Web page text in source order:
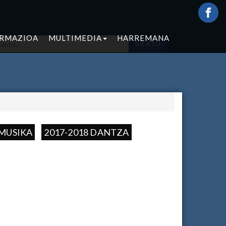
MULTIMEDIA HARREMANA
BILATU
2017-2018 DANTZA